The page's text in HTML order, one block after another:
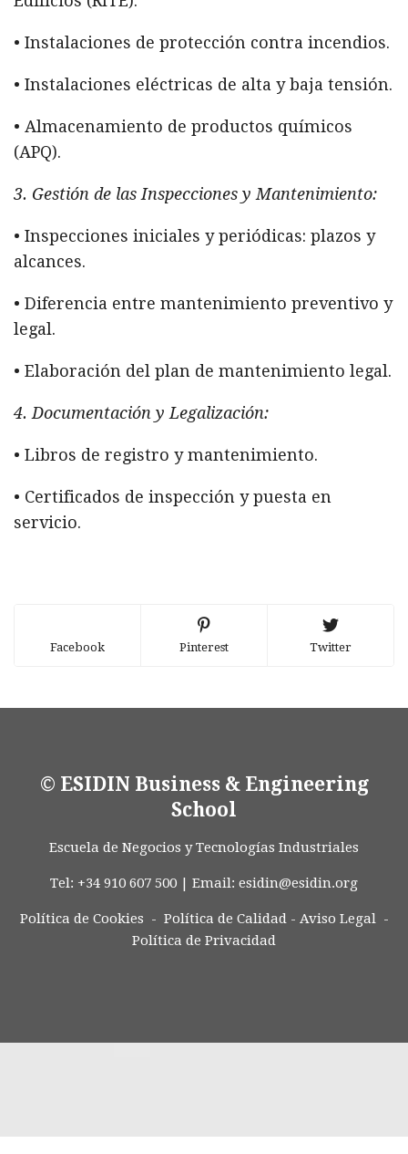
• Instalaciones de protección contra incendios.
• Instalaciones eléctricas de alta y baja tensión.
• Almacenamiento de productos químicos
(APQ).
3. Gestión de las Inspecciones y Mantenimiento:
• Inspecciones iniciales y periódicas: plazos y
alcances.
• Diferencia entre mantenimiento preventivo y
legal.
• Elaboración del plan de mantenimiento legal.
4. Documentación y Legalización:
• Libros de registro y mantenimiento.
• Certificados de inspección y puesta en
servicio.
Facebook Pinterest Twitter
© ESIDIN Business & Engineering
School
Escuela de Negocios y Tecnologías Industriales
Tel: +34 910 607 500 | Email: esidin@esidin.org
Política de Cookies - Política de Calidad- Aviso Legal-
Política de Privacidad